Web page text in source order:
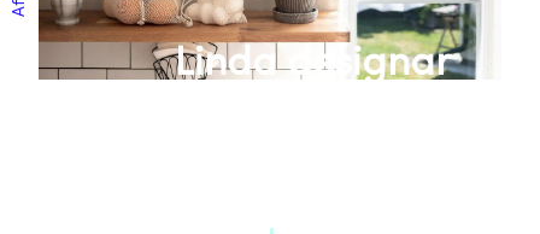
Linda designar